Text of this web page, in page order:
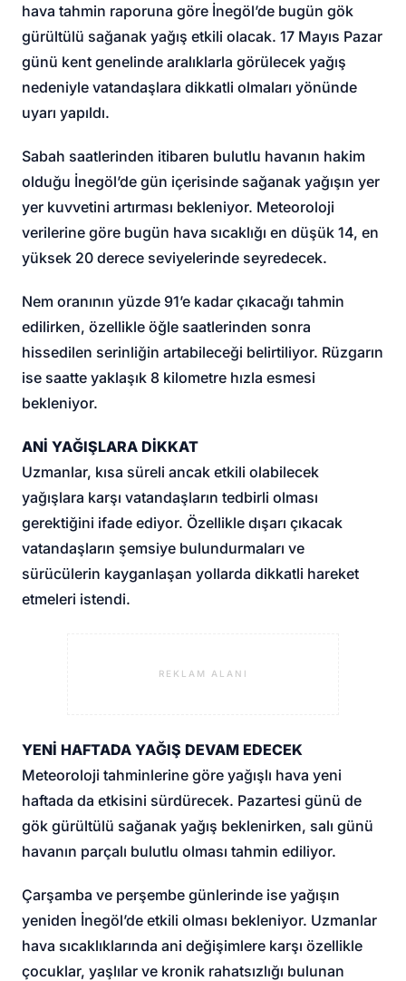
hava tahmin raporuna göre İnegöl’de bugün gök
gürültülü sağanak yağış etkili olacak. 17 Mayıs Pazar
günü kent genelinde aralıklarla görülecek yağış
nedeniyle vatandaşlara dikkatli olmaları yönünde
uyarı yapıldı.
Sabah saatlerinden itibaren bulutlu havanın hakim
olduğu İnegöl’de gün içerisinde sağanak yağışın yer
yer kuvvetini artırması bekleniyor. Meteoroloji
verilerine göre bugün hava sıcaklığı en düşük 14, en
yüksek 20 derece seviyelerinde seyredecek.
Nem oranının yüzde 91’e kadar çıkacağı tahmin
edilirken, özellikle öğle saatlerinden sonra
hissedilen serinliğin artabileceği belirtiliyor. Rüzgarın
ise saatte yaklaşık 8 kilometre hızla esmesi
bekleniyor.
ANİ YAĞIŞLARA DİKKAT
Uzmanlar, kısa süreli ancak etkili olabilecek
yağışlara karşı vatandaşların tedbirli olması
gerektiğini ifade ediyor. Özellikle dışarı çıkacak
vatandaşların şemsiye bulundurmaları ve
sürücülerin kayganlaşan yollarda dikkatli hareket
etmeleri istendi.
REKLAM ALANI
YENİ HAFTADA YAĞIŞ DEVAM EDECEK
Meteoroloji tahminlerine göre yağışlı hava yeni
haftada da etkisini sürdürecek. Pazartesi günü de
gök gürültülü sağanak yağış beklenirken, salı günü
havanın parçalı bulutlu olması tahmin ediliyor.
Çarşamba ve perşembe günlerinde ise yağışın
yeniden İnegöl’de etkili olması bekleniyor. Uzmanlar
hava sıcaklıklarında ani değişimlere karşı özellikle
çocuklar, yaşlılar ve kronik rahatsızlığı bulunan